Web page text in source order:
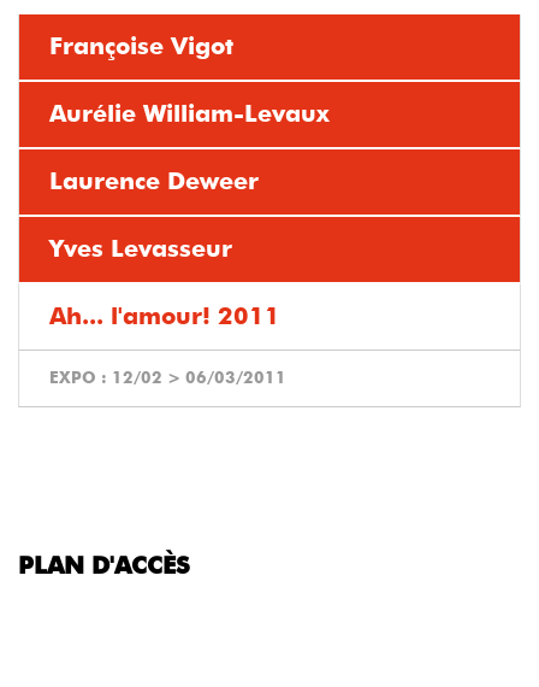
Françoise Vigot
Aurélie William-Levaux
Laurence Deweer
Yves Levasseur
Ah... l'amour! 2011
EXPO : 12/02 > 06/03/2011
PLAN D'ACCÈS